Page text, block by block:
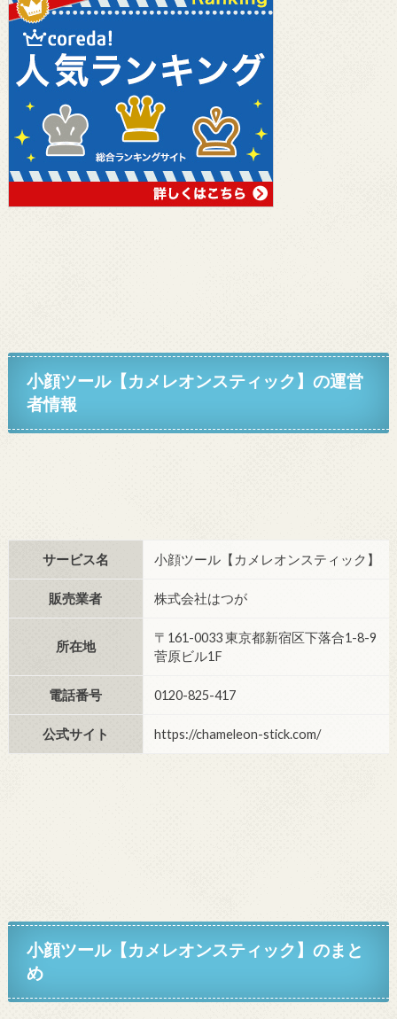
小顔ツール【カメレオンスティック】の運営
者情報
サービス名 小顔ツール【カメレオンスティック】
販売業者 株式会社はつが
所在地
〒161-0033 東京都新宿区下落合1-8-9
菅原ビル1F
電話番号 0120-825-417
公式サイト https://chameleon-stick.com/
小顔ツール【カメレオンスティック】のまと
め